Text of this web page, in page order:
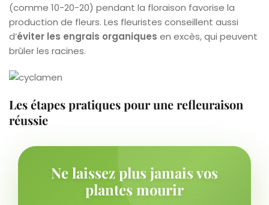
(comme 10-20-20) pendant la floraison favorise la
production de fleurs. Les fleuristes conseillent aussi
d’éviter les engrais organiques en excès, qui peuvent
brûler les racines.
Les étapes pratiques pour une refleuraison
réussie
Ne laissez plus jamais vos
plantes mourir